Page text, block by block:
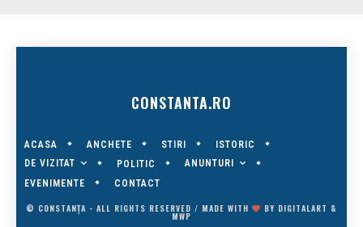
CONSTANTA.RO
ACASA ANCHETE STIRI
ISTORIC
DE VIZITAT
POLITIC
ANUNTURI
EVENIMENTE
CONTACT
© CONSTANȚA - ALL RIGHTS RESERVED / MADE WITH BY DIGITALART &
MWP